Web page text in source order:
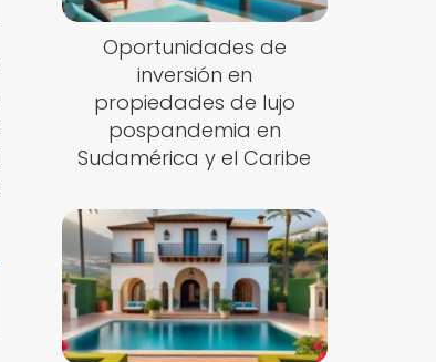
Oportunidades de
inversión en
propiedades de lujo
pospandemia en
Sudamérica y el Caribe